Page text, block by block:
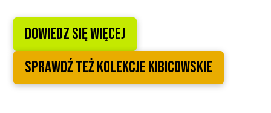
DOWIEDZ SIĘ WIĘCEJ
sprawdź też kolekcje kibicowskie